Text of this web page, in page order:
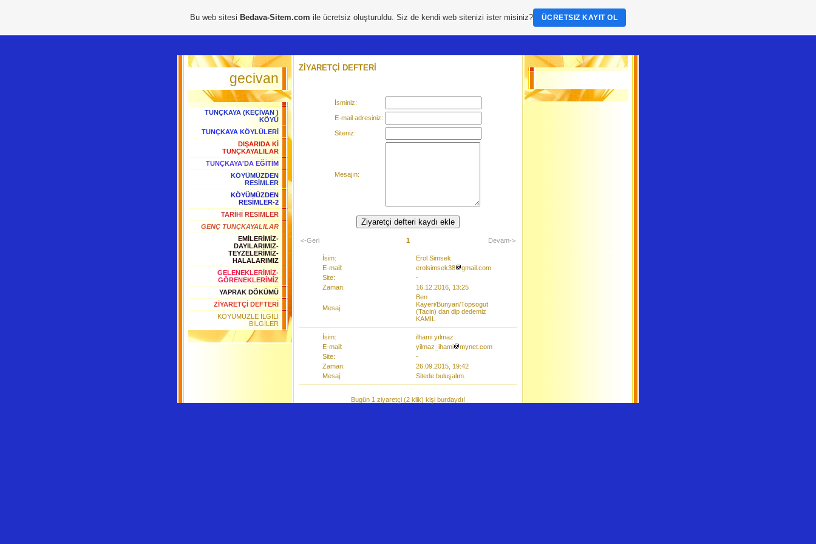
gecivan
TUNÇKAYA (KEÇİVAN )
KÖYÜ
TUNÇKAYA KÖYLÜLERİ
DIŞARIDA Kİ
TUNÇKAYALILAR
TUNÇKAYA'DA EĞİTİM
KÖYÜMÜZDEN
RESİMLER
KÖYÜMÜZDEN
RESİMLER-2
TARİHİ RESİMLER
GENÇ TUNÇKAYALILAR
EMİLERİMİZ-
DAYILARIMIZ-
TEYZELERİMİZ-
HALALARIMIZ
GELENEKLERİMİZ-
GÖRENEKLERİMİZ
YAPRAK DÖKÜMÜ
ZİYARETÇİ DEFTERİ
KÖYÜMÜZLE İLGİLİ
BİLGİLER
ZİYARETÇİ DEFTERİ
İsminiz:
E-mail adresiniz:
Siteniz:
Mesajın:
<-Geri 1 Devam->
İsim:
Erol Simsek
E-mail:
erolsimsek38
gmail.com
Site:
-
Zaman:
16.12.2016, 13:25
Mesaj:
Ben
Kayeri/Bunyan/Topsogut
(Tacin) dan dip dedemiz
KAMIL
İsim:
ilhami yılmaz
E-mail:
yilmaz_ihami
mynet.com
Site:
-
Zaman:
26.09.2015, 19:42
Mesaj:
Sitede buluşalım.
Bugün 1 ziyaretçi (2 klik) kişi burdaydı!
Bu web sitesi Bedava-Sitem.com ile ücretsiz oluşturuldu. Siz de kendi web sitenizi ister misiniz? ÜCRETSIZ KAYIT OL